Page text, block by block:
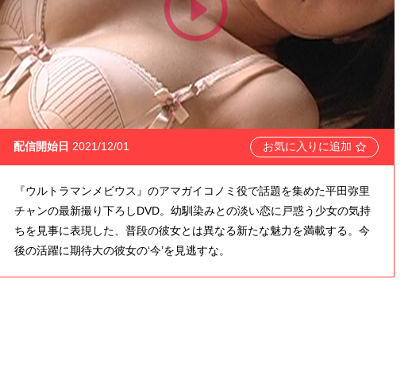
配信開始日 2021/12/01 お気に入りに追加
『ウルトラマンメビウス』のアマガイコノミ役で話題を集めた平田弥里
チャンの最新撮り下ろしDVD。幼馴染みとの淡い恋に戸惑う少女の気持
ちを見事に表現した、普段の彼女とは異なる新たな魅力を満載する。今
後の活躍に期待大の彼女の‘今’を見逃すな。